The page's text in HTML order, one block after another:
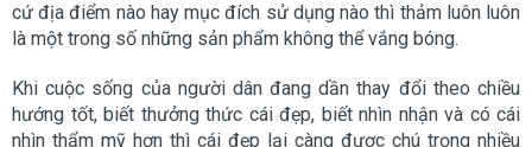
cứ địa điểm nào hay mục đích sử dụng nào thì thảm luôn luôn
là một trong số những sản phẩm không thể vắng bóng.
Khi cuộc sống của người dân đang dần thay đổi theo chiều
hướng tốt, biết thưởng thức cái đẹp, biết nhìn nhận và có cái
nhìn thẩm mỹ hơn thì cái đẹp lại càng được chú trọng nhiều